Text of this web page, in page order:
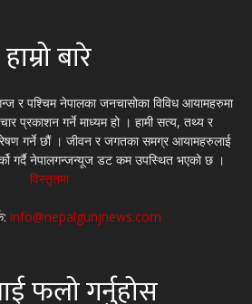
हाम्रो बारे
र पश्चिम नेपालका जनचासोका विविध आयामहरुमा
प्रकाशन गर्ने माध्यम हो । हामी सत्य, तथ्य र
गर्ने छौं । जीवन र जगतका समग्र आयामहरुलाई
गर्दै नेपालगन्जन्यूज डट कम उपस्थित भएको छ ।
विस्तृतमा
info@nepalgunjnews.com
फलो गर्नुहोस